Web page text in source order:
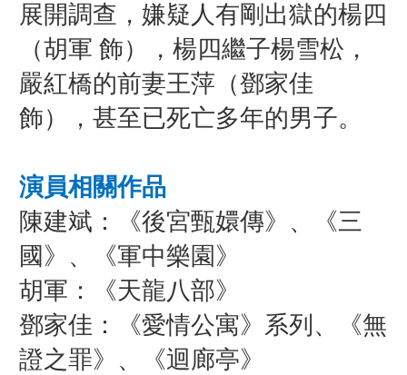
展開調查，嫌疑人有剛出獄的楊四
（胡軍 飾），楊四繼子楊雪松，
嚴紅橋的前妻王萍（鄧家佳
飾），甚至已死亡多年的男子。
演員相關作品
陳建斌：《後宮甄嬛傳》、《三
國》、《軍中樂園》
胡軍：《天龍八部》
鄧家佳：《愛情公寓》系列、《無
證之罪》、《迴廊亭》